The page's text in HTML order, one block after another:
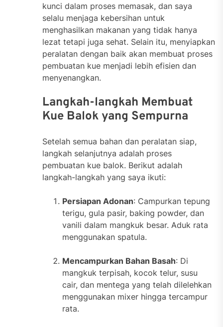
kunci dalam proses memasak, dan saya
selalu menjaga kebersihan untuk
menghasilkan makanan yang tidak hanya
lezat tetapi juga sehat. Selain itu, menyiapkan
peralatan dengan baik akan membuat proses
pembuatan kue menjadi lebih efisien dan
menyenangkan.
Langkah-langkah Membuat
Kue Balok yang Sempurna
Setelah semua bahan dan peralatan siap,
langkah selanjutnya adalah proses
pembuatan kue balok. Berikut adalah
langkah-langkah yang saya ikuti:
Persiapan Adonan: Campurkan tepung
terigu, gula pasir, baking powder, dan
vanili dalam mangkuk besar. Aduk rata
menggunakan spatula.
Mencampurkan Bahan Basah: Di
mangkuk terpisah, kocok telur, susu
cair, dan mentega yang telah dilelehkan
menggunakan mixer hingga tercampur
rata.